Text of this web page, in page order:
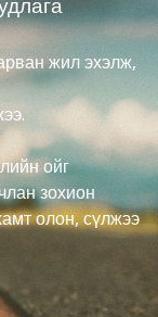
жил эхэлж,
ойг
зохион
олон, сүлжээ